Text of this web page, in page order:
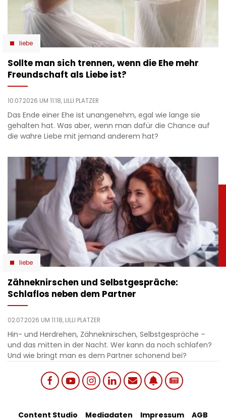
liebe
Sollte man sich trennen, wenn die Ehe mehr
Freundschaft als Liebe ist?
10.07.2026 UM 11:18, LILLI PLATZER
Das Ende einer Ehe ist unangenehm, egal wie lange sie
gehalten hat. Was aber, wenn man dafür die Chance auf
die wahre Liebe mit jemand anderem hat?
liebe
Zähneknirschen und Selbstgespräche:
Schlaflos neben dem Partner
02.07.2026 UM 11:18, LILLI PLATZER
Hin- und Herdrehen, Zähneknirschen, Selbstgespräche –
und das mitten in der Nacht. Wer kann da noch schlafen?
Und wie bringt man es dem Partner schonend bei?
Content Studio Mediadaten Impressum AGB